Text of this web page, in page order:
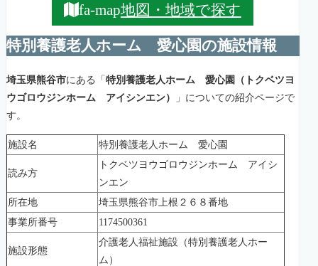
fa-map地図・地域で探す
特別養護老人ホーム 愛心園の施設情報
埼玉県熊谷市にある「 特別養護老人ホーム 愛心園（トクベツヨ
ウゴロウジンホーム アイシンエン）
」についての紹介ページで
す。
施設名 特別養護老人ホーム 愛心園
読み方
トクベツヨウゴロウジンホーム アイシ
ンエン
所在地
埼玉県熊谷市上根２６８番地
事業所番号
1174500361
施設形態
介護老人福祉施設（特別養護老人ホー
ム）